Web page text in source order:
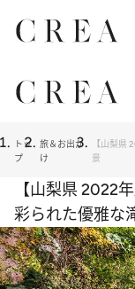
トッ
プ
旅＆お出か
け
【山梨県
景
【山梨県 2022年版】 夏の絶景・風物詩
彩られた優雅な